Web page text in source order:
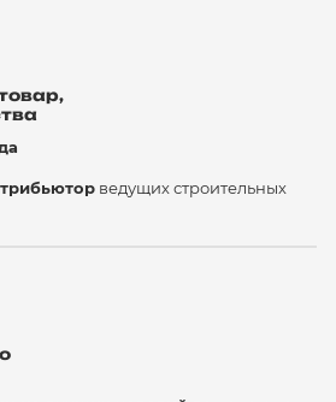
ведущих строительных